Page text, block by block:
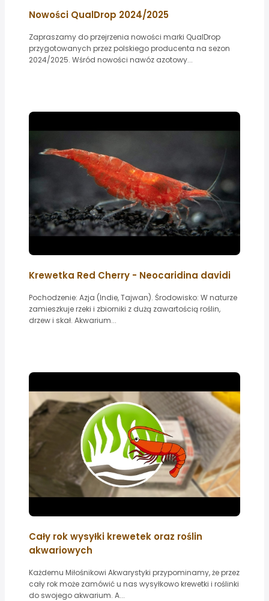
Nowości QualDrop 2024/2025
Zapraszamy do przejrzenia nowości marki QualDrop
przygotowanych przez polskiego producenta na sezon
2024/2025. Wśród nowości nawóz azotowy...
Krewetka Red Cherry - Neocaridina davidi
Pochodzenie: Azja (Indie, Tajwan). Środowisko: W naturze
zamieszkuje rzeki i zbiorniki z dużą zawartością roślin,
drzew i skał. Akwarium...
Cały rok wysyłki krewetek oraz roślin
akwariowych
Każdemu Miłośnikowi Akwarystyki przypominamy, że przez
cały rok może zamówić u nas wysyłkowo krewetki i roślinki
do swojego akwarium. A...